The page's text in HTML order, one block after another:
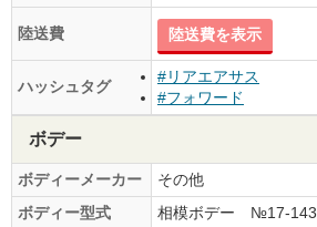
陸送費 陸送費を表示
ハッシュタグ
#リアエアサス
#フォワード
ボデー
ボディーメーカー
その他
ボディー型式
相模ボデー №17-143